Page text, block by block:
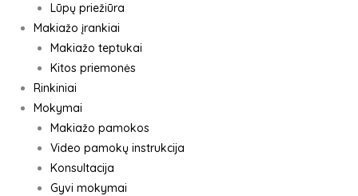
Lūpų priežiūra
Makiažo įrankiai
Makiažo teptukai
Kitos priemonės
Rinkiniai
Mokymai
Makiažo pamokos
Video pamokų instrukcija
Konsultacija
Gyvi mokymai